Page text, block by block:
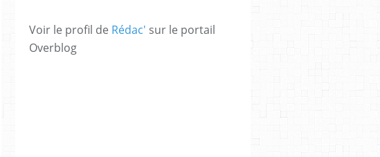
Voir le profil de Rédac' sur le portail
Overblog